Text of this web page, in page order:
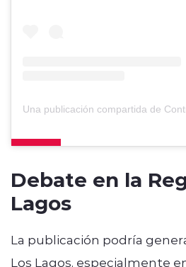
Debate en la
Lagos
La publicación podría
Los Lagos, especialmente